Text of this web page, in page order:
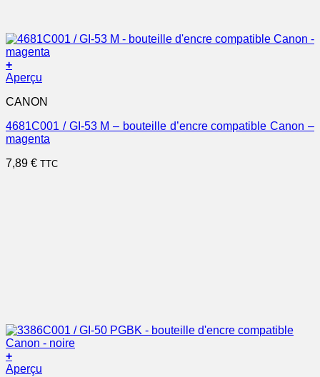
+
Aperçu
CANON
4681C001 / GI-53 M – bouteille d’encre compatible Canon –
magenta
7,89 € TTC
+
Aperçu